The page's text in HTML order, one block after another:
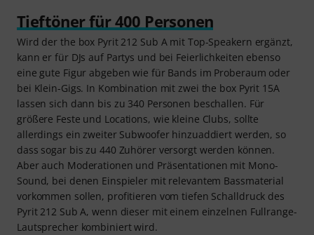
Tieftöner für 400 Personen
Wird der the box Pyrit 212 Sub A mit Top-Speakern ergänzt,
kann er für DJs auf Partys und bei Feierlichkeiten ebenso
eine gute Figur abgeben wie für Bands im Proberaum oder
bei Klein-Gigs. In Kombination mit zwei the box Pyrit 15A
lassen sich dann bis zu 340 Personen beschallen. Für
größere Feste und Locations, wie kleine Clubs, sollte
allerdings ein zweiter Subwoofer hinzuaddiert werden, so
dass sogar bis zu 440 Zuhörer versorgt werden können.
Aber auch Moderationen und Präsentationen mit Mono-
Sound, bei denen Einspieler mit relevantem Bassmaterial
vorkommen sollen, profitieren vom tiefen Schalldruck des
Pyrit 212 Sub A, wenn dieser mit einem einzelnen Fullrange-
Lautsprecher kombiniert wird.